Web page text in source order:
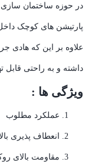
در حوزه ساختمان
پارتیشن های کوچک داخل
علاوه بر این که هادی
داشته و به راحتی قابل
ویژگی ها :
عملکرد مطلوب
انعطاف پذیری
مقاومت بالای